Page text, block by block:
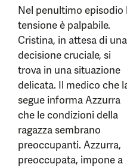
Nel penultimo episodio
tensione è palpabile.
Cristina, in attesa di una
decisione cruciale, si
trova in una situazione
delicata. Il medico che
segue informa Azzurra
che le condizioni della
ragazza sembrano
preoccupanti. Azzurra,
preoccupata, impone a